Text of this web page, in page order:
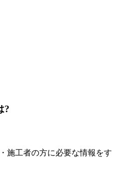
?
施工者の方に必要な情報をす